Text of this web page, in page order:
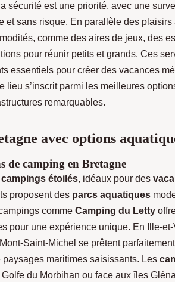
sécurité est une priorité, avec une
et sans risque. En parallèle des
comme des aires de jeux, des
pour réunir petits et grands. Ces
essentiels pour créer des vacances
lieu s’inscrit parmi les meilleures
remarquables.
avec options
de camping en Bretagne
campings étoilés, idéaux pour des
proposent des parcs aquatiques
comme Camping du Letty
pour une expérience unique. En Ille-
Saint-Michel se prêtent
paysages maritimes saisissants. Les
du Morbihan ou face aux îles